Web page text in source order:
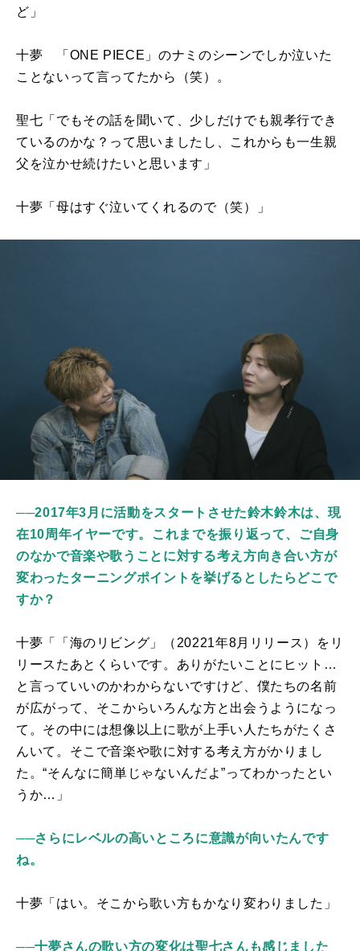
ど」
十夢 「 ONE PIECE 」のナミのシーンでしか泣いた
ことないって言ってたから（笑）。
聖七「でもその話を聞いて、少しだけでも親孝行でき
ているのかな？って思いましたし、これからも一生親
父を泣かせ続けたいと思います」
十夢「母はすぐ泣いてくれるので（笑）」
──2017年3月に活動をスタートさせた鈴木鈴木は、現
在10周年イヤーです。これまでを振り返って、ご自身
のなかで音楽や歌うことに対する考え方向き合い方が
変わったターニングポイントを挙げるとしたらどこで
すか？
十夢「「海のリビング」（ 20221年8月リリース）をリ
リースたあとくらいです。ありがたいことにヒット…
と言っていいのかわからないですけど、僕たちの名前
が広がって、そこからいろんな方と出会うようになっ
て。その中には想像以上に歌が上手い人たちがたくさ
んいて。そこで音楽や歌に対する考え方がかりまし
た。“そんなに簡単じゃないんだよ”ってわかったとい
うか…」
──さらにレベルの高いところに意識が向いたんです
ね。
十夢「はい。そこから歌い方もかなり変わりました」
──十夢さんの歌い方の変化は聖七さんも感じました